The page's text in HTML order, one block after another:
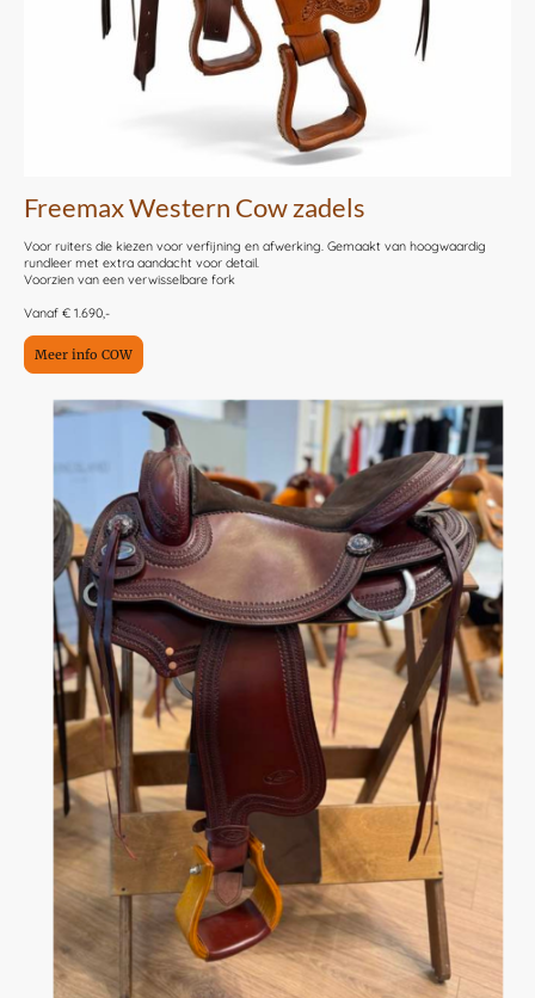
Freemax Western Cow zadels
Voor ruiters die kiezen voor verfijning en afwerking. Gemaakt van hoogwaardig
rundleer met extra aandacht voor detail.
Voorzien van een verwisselbare fork
Vanaf € 1.690,-
Meer info COW